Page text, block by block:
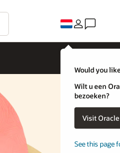
Would you
Wilt u een
bezoeken?
Visit
See this page